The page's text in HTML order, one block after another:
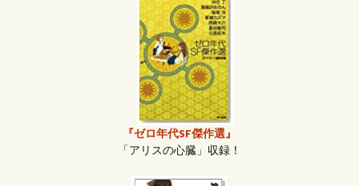
『ゼロ年代SF傑作選』
「アリスの心臓」収録！